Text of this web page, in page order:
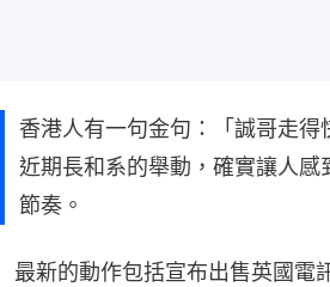
香港人有一句金句：「誠哥走得
近期長和系的舉動，確實讓人感
節奏。
最新的動作包括宣布出售英國電